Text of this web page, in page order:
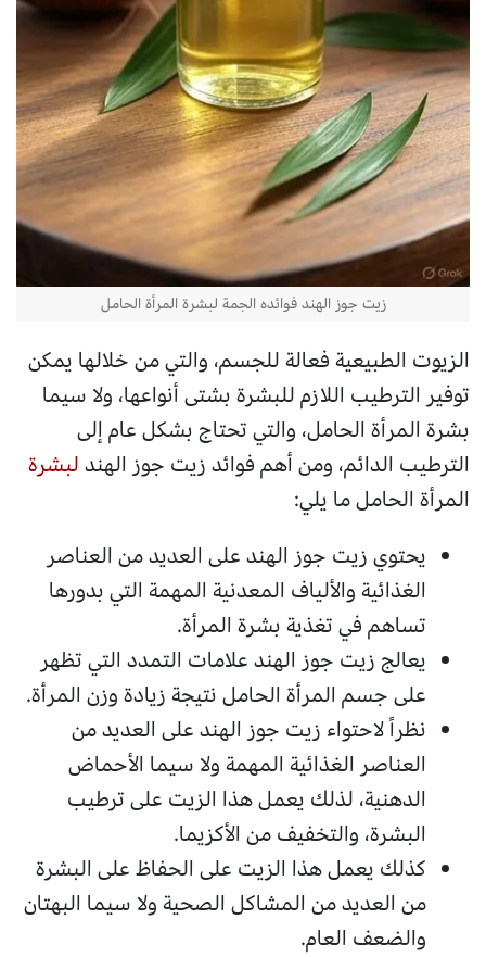
زيت جوز الهند فوائده الجمة لبشرة المرأة الحامل
الزيوت الطبيعية فعالة للجسم، والتي من خلالها يمكن
توفير الترطيب اللازم للبشرة بشتى أنواعها، ولا سيما
بشرة المرأة الحامل، والتي تحتاج بشكل عام إلى
الترطيب الدائم، ومن أهم فوائد زيت جوز الهندلبشرة
المرأة الحامل ما يلي:
يحتوي زيت جوز الهند على العديد من العناصر
الغذائية والألياف المعدنية المهمة التي بدورها
تساهم في تغذية بشرة المرأة.
يعالج زيت جوز الهند علامات التمدد التي تظهر
على جسم المرأة الحامل نتيجة زيادة وزن المرأة.
نظراً لاحتواء زيت جوز الهند على العديد من
العناصر الغذائية المهمة ولا سيما الأحماض
الدهنية، لذلك يعمل هذا الزيت على ترطيب
البشرة، والتخفيف من الأكزيما.
كذلك يعمل هذا الزيت على الحفاظ على البشرة
من العديد من المشاكل الصحية ولا سيما البهتان
والضعف العام.